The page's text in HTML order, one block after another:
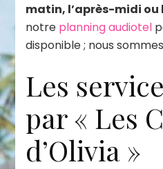
matin, l’après-midi ou
notre planning audiotel
disponible ; nous
Les
par « Les
d’Olivia »